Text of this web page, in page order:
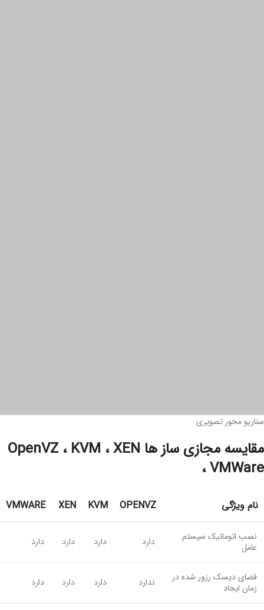
سناریو محور تصویری
مقایسه مجازی ساز ها OpenVZ ، KVM ، XEN
، VMWare
نام ویژگی OPENVZ
KVM
XEN
VMWARE
نصب اتوماتیک سیستم
عامل
دارد دارد دارد دارد
فضای دیسک رزور شده در
زمان ایجاد
ندارد دارد دارد دارد